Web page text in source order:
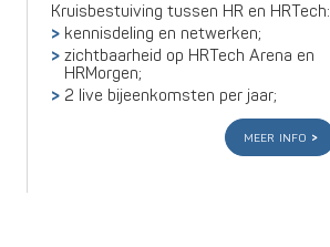
Kruisbestuiving tussen HR en HRTech:
kennisdeling en netwerken;
zichtbaarheid op HRTech Arena en
HRMorgen;
2 live bijeenkomsten per jaar;
meer info